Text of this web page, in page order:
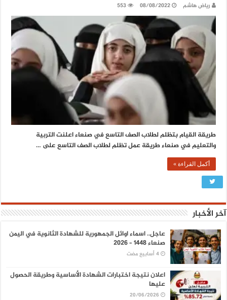
رياض هاشم 08/08/2022
553
طريقة القيام بتظلم لطلاب الصف التاسع في صنعاء اعلنت التربية
والتعليم في صنعاء طريقة عمل تظلم لطلاب الصف التاسع على …
أكمل القراءة »
آخر الأخبار
عاجل.. اسماء اوائل الجمهورية للشهادة الثانوية في اليمن
صنعاء 1448 – 2026
اعلان نتيجة اختبارات الشهادة الأساسية وطريقة الحصول
عليها
20/06/2026